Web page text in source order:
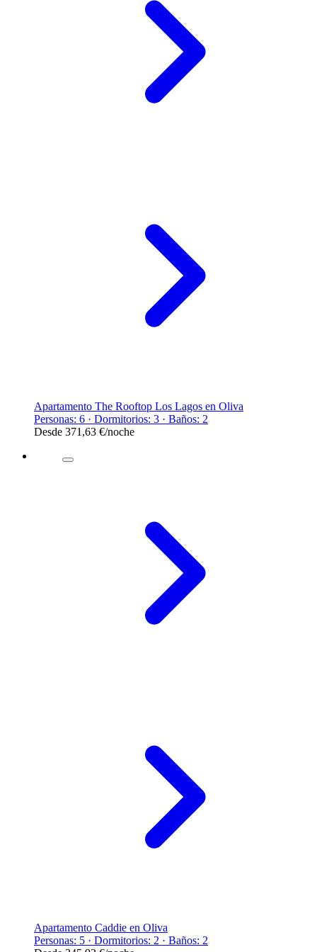
Apartamento The Rooftop Los Lagos en Oliva
Personas: 6 · Dormitorios: 3 · Baños: 2
Desde 371,63 €/noche
Apartamento Caddie en Oliva
Personas: 5 · Dormitorios: 2 · Baños: 2